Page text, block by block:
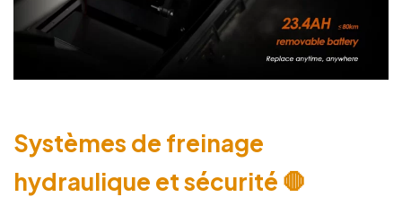
Systèmes de freinage
hydraulique et sécurité 🛑